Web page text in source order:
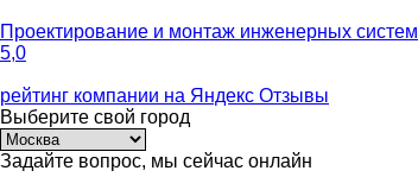
Проектирование и монтаж инженерных систем
5,0
рейтинг компании на Яндекс Отзывы
Выберите свой город
Задайте вопрос, мы сейчас онлайн